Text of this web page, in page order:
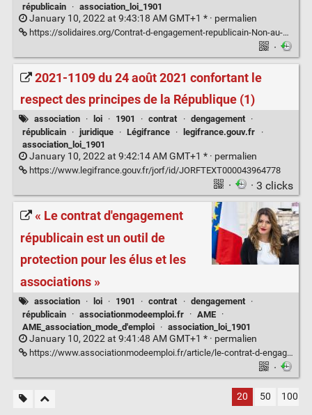
républicain
· association_loi_1901
January 10, 2022 at 9:43:18 AM GMT+1 * · permalien
https://solidaires.org/Contrat-d-engagement-republicain-Non-au-chantage
·
2021-1109 du 24 août 2021 confortant le
respect des principes de la République (1)
association · loi · 1901 · contrat · dengagement
·
républicain
· juridique · Légifrance · legifrance.gouv.fr
·
association_loi_1901
January 10, 2022 at 9:42:14 AM GMT+1 * · permalien
https://www.legifrance.gouv.fr/jorf/id/JORFTEXT000043964778
· · 3 clicks
« Le contrat d'engagement
républicain est un outil de
protection pour les élus et les
associations »
association · loi · 1901 · contrat · dengagement
·
républicain
· associationmodeemploi.fr · AME ·
AME_association_mode_d'emploi
· association_loi_1901
January 10, 2022 at 9:41:48 AM GMT+1 * · permalien
https://www.associationmodeemploi.fr/article/le-contrat-d-engagement-republicain-est-un-outil-de-protection-pour-les-elus-et-les-associations.72454
·
20 50 100